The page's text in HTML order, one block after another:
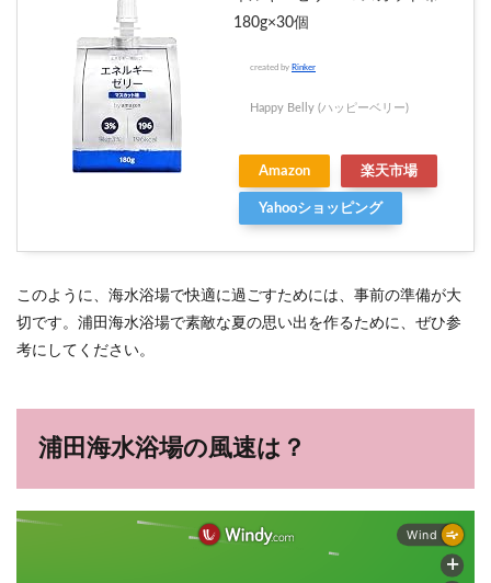
180g×30個
created by Rinker
Happy Belly (ハッピーベリー)
Amazon 楽天市場
Yahooショッピング
このように、海水浴場で快適に過ごすためには、事前の準備が大
切です。浦田海水浴場で素敵な夏の思い出を作るために、ぜひ参
考にしてください。
浦田海水浴場の風速は？